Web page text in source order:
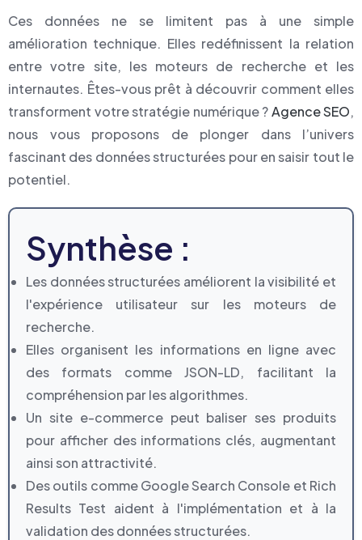
Ces données ne se limitent pas à une simple
amélioration technique. Elles redéfinissent la relation
entre votre site, les moteurs de recherche et les
internautes. Êtes-vous prêt à découvrir comment elles
transforment votre stratégie numérique ?Agence SEO,
nous vous proposons de plonger dans l’univers
fascinant des données structurées pour en saisir tout le
potentiel.
Synthèse :
Les données structurées améliorent la visibilité et
l'expérience utilisateur sur les moteurs de
recherche.
Elles organisent les informations en ligne avec
des formats comme JSON-LD, facilitant la
compréhension par les algorithmes.
Un site e-commerce peut baliser ses produits
pour afficher des informations clés, augmentant
ainsi son attractivité.
Des outils comme Google Search Console et Rich
Results Test aident à l'implémentation et à la
validation des données structurées.